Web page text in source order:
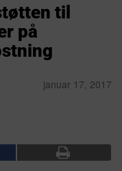
til
på
januar 17, 2017